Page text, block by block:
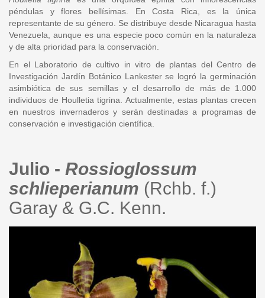
péndulas y flores bellísimas. En Costa Rica, es la única
representante de su género. Se distribuye desde Nicaragua hasta
Venezuela, aunque es una especie poco común en la naturaleza
y de alta prioridad para la conservación.
En el Laboratorio de cultivo in vitro de plantas del Centro de
Investigación Jardín Botánico Lankester se logró la germinación
asimbiótica de sus semillas y el desarrollo de más de 1.000
individuos de Houlletia tigrina. Actualmente, estas plantas crecen
en nuestros invernaderos y serán destinadas a programas de
conservación e investigación científica.
Julio - Rossioglossum
schlieperianum (Rchb. f.)
Garay & G.C. Kenn.